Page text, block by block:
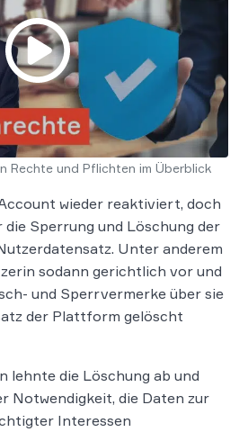
Rechte und Pflichten im Überblick
wieder reaktiviert, doch
Sperrung und Löschung der
Unter anderem
sodann gerichtlich vor und
und Sperrvermerke über sie
der Plattform gelöscht
lehnte die Löschung ab und
Notwendigkeit, die Daten zur
Interessen